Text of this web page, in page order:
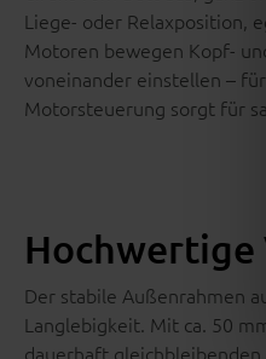
Liege- oder Relaxposition,
Motoren bewegen Kopf-
voneinander einstellen –
Motorsteuerung sorgt für
Der stabile Außenrahmen
Langlebigkeit. Mit ca. 50
dauerhaft